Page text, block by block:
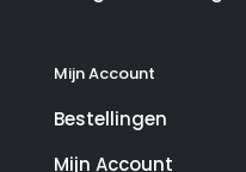
Mijn Account
Bestellingen
Mijn Account